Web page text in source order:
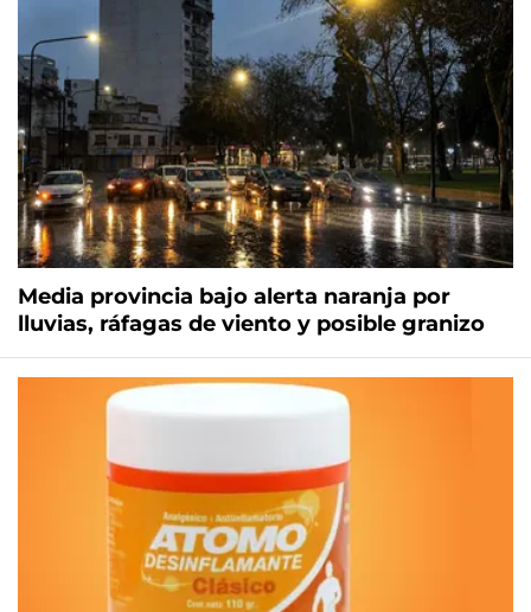
Media provincia bajo alerta naranja por
lluvias, ráfagas de viento y posible granizo